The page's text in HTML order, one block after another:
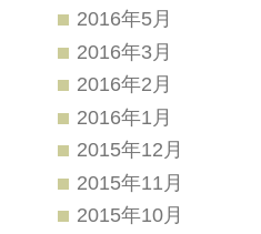
2016年5月
2016年3月
2016年2月
2016年1月
2015年12月
2015年11月
2015年10月